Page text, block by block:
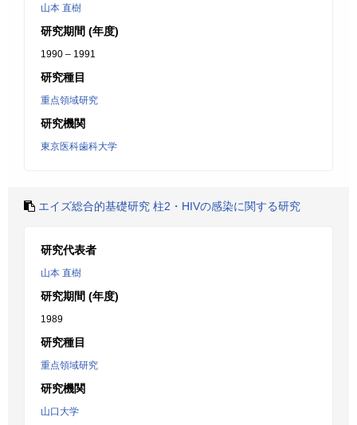
山本 直樹
研究期間 (年度)
1990 – 1991
研究種目
重点領域研究
研究機関
東京医科歯科大学
エイズ総合的基礎研究 柱2・HIVの感染に関する研究
研究代表者
山本 直樹
研究期間 (年度)
1989
研究種目
重点領域研究
研究機関
山口大学